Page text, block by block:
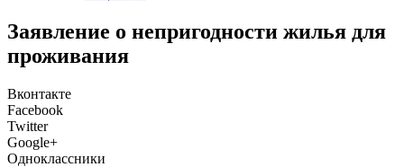
Заявление о непригодности жилья для
проживания
Вконтакте
Facebook
Twitter
Google+
Одноклассники